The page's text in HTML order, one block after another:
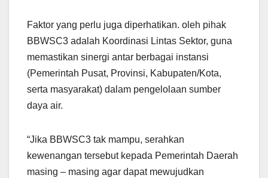
Faktor yang perlu juga diperhatikan. oleh pihak
BBWSC3 adalah Koordinasi Lintas Sektor, guna
memastikan sinergi antar berbagai instansi
(Pemerintah Pusat, Provinsi, Kabupaten/Kota,
serta masyarakat) dalam pengelolaan sumber
daya air.
“Jika BBWSC3 tak mampu, serahkan
kewenangan tersebut kepada Pemerintah Daerah
masing – masing agar dapat mewujudkan